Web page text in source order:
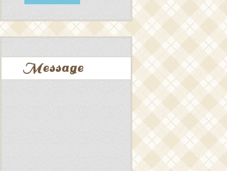
Message